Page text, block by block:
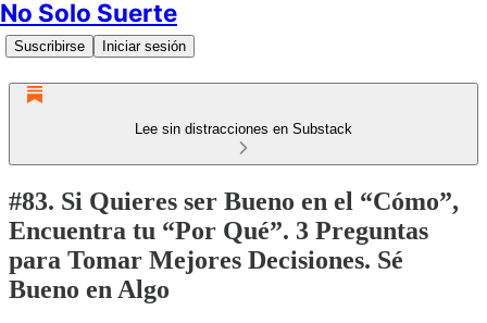
No Solo Suerte
Suscribirse Iniciar sesión
Lee sin distracciones en Substack
#83. Si Quieres ser Bueno en el “Cómo”,
Encuentra tu “Por Qué”. 3 Preguntas
para Tomar Mejores Decisiones. Sé
Bueno en Algo